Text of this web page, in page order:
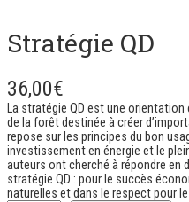
Stratégie QD
36,00€
La stratégie QD est une
de la forêt destinée à créer
repose sur les principes du bon
investissement en énergie et le
auteurs ont cherché à répondre en
stratégie QD : pour le succès
naturelles et dans le respect pour